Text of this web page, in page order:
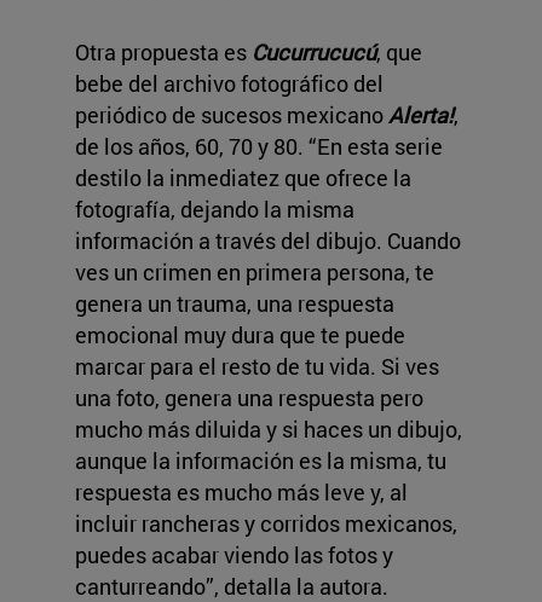
Otra propuesta es Cucurrucucú, que
bebe del archivo fotográfico del
periódico de sucesos mexicanoAlerta!,
de los años, 60, 70 y 80. “En esta serie
destilo la inmediatez que ofrece la
fotografía, dejando la misma
información a través del dibujo. Cuando
ves un crimen en primera persona, te
genera un trauma, una respuesta
emocional muy dura que te puede
marcar para el resto de tu vida. Si ves
una foto, genera una respuesta pero
mucho más diluida y si haces un dibujo,
aunque la información es la misma, tu
respuesta es mucho más leve y, al
incluir rancheras y corridos mexicanos,
puedes acabar viendo las fotos y
canturreando”, detalla la autora.